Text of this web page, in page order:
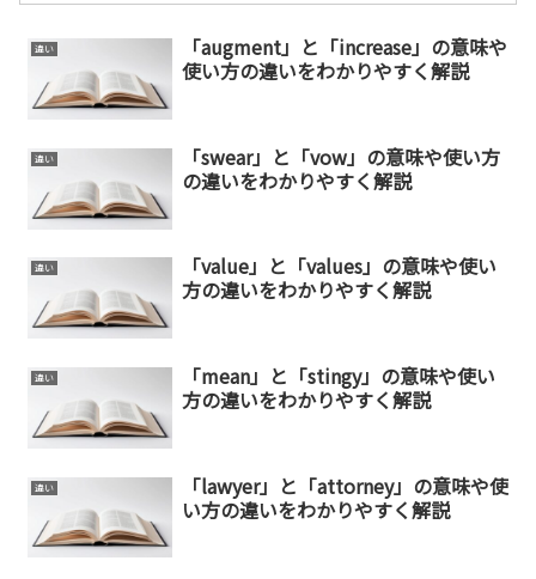
違い
「augment」と「increase」の意味や
使い方の違いをわかりやすく解説
違い
「swear」と「vow」の意味や使い方
の違いをわかりやすく解説
違い
「value」と「values」の意味や使い
方の違いをわかりやすく解説
違い
「mean」と「stingy」の意味や使い
方の違いをわかりやすく解説
違い
「lawyer」と「attorney」の意味や使
い方の違いをわかりやすく解説